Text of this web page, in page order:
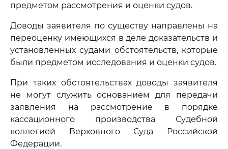
предметом рассмотрения и оценки судов.
Доводы заявителя по существу направлены на
переоценку имеющихся в деле доказательств и
установленных судами обстоятельств, которые
были предметом исследования и оценки судов.
При таких обстоятельствах доводы заявителя
не могут служить основанием для передачи
заявления на рассмотрение в порядке
кассационного производства Судебной
коллегией Верховного Суда Российской
Федерации.